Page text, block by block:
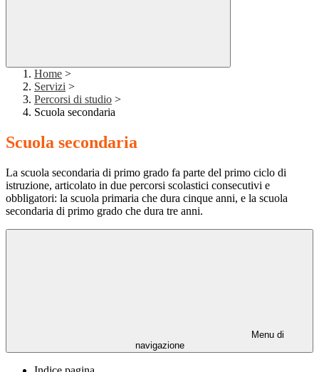
Home >
Servizi >
Percorsi di studio >
Scuola secondaria
Scuola secondaria
La scuola secondaria di primo grado fa parte del primo ciclo di
istruzione, articolato in due percorsi scolastici consecutivi e
obbligatori: la scuola primaria che dura cinque anni, e la scuola
secondaria di primo grado che dura tre anni.
Menu di
navigazione